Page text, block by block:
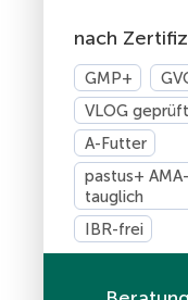
nach
GMP+
VLOG geprüft
A-Futter
pastus+
tauglich
IBR-frei